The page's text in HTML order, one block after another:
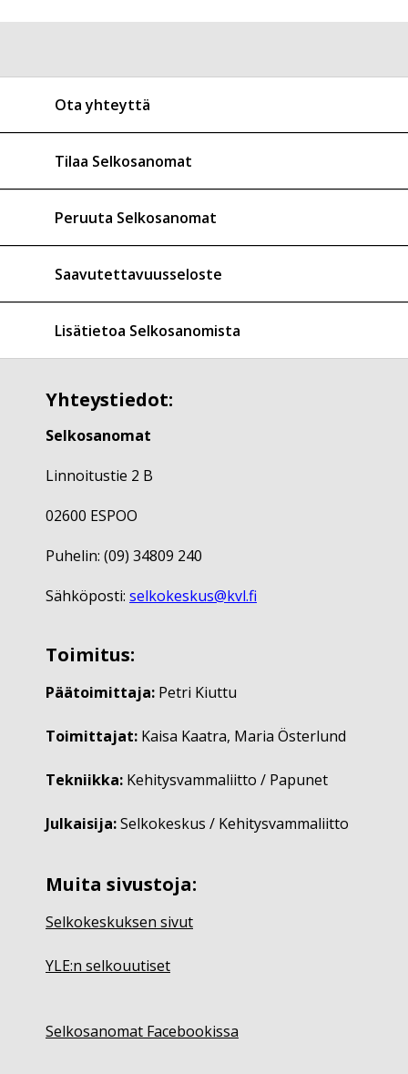
Ota yhteyttä
Tilaa Selkosanomat
Peruuta Selkosanomat
Saavutettavuusseloste
Lisätietoa Selkosanomista
Yhteystiedot:
Selkosanomat
Linnoitustie 2 B
02600 ESPOO
Puhelin: (09) 34809 240
Sähköposti: selkokeskus@kvl.fi
Toimitus:
Päätoimittaja: Petri Kiuttu
Toimittajat: Kaisa Kaatra, Maria Österlund
Tekniikka: Kehitysvammaliitto / Papunet
Julkaisija:Selkokeskus / Kehitysvammaliitto
Muita sivustoja:
Selkokeskuksen sivut
YLE:n selkouutiset
Selkosanomat Facebookissa